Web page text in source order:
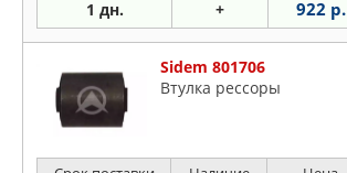
1 дн. + 922 р.
Sidem 801706
Втулка рессоры